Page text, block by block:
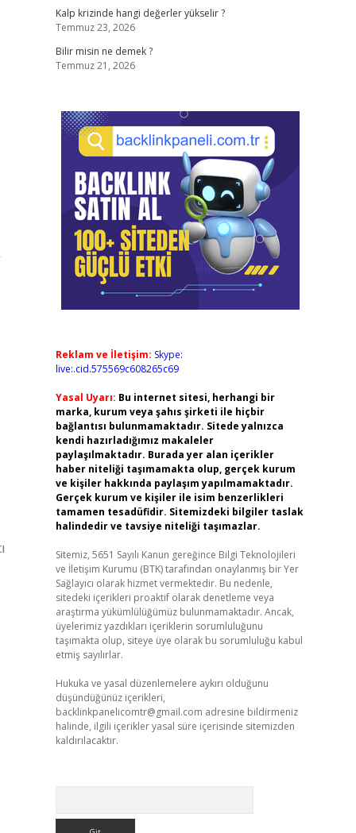
Kalp krizinde hangi değerler yükselir ?
Temmuz 23, 2026
Bilir misin ne demek ?
Temmuz 21, 2026
Reklam ve İletişim: Skype:
live:.cid.575569c608265c69
Yasal Uyarı: Bu internet sitesi, herhangi bir
marka, kurum veya şahıs şirketi ile hiçbir
bağlantısı bulunmamaktadır. Sitede yalnızca
kendi hazırladığımız makaleler
paylaşılmaktadır. Burada yer alan içerikler
haber niteliği taşımamakta olup, gerçek kurum
ve kişiler hakkında paylaşım yapılmamaktadır.
Gerçek kurum ve kişiler ile isim benzerlikleri
tamamen tesadüfidir. Sitemizdeki bilgiler taslak
halindedir ve tavsiye niteliği taşımazlar.
Sitemiz, 5651 Sayılı Kanun gereğince Bilgi Teknolojileri
ve İletişim Kurumu (BTK) tarafından onaylanmış bir Yer
Sağlayıcı olarak hizmet vermektedir. Bu nedenle,
sitedeki içerikleri proaktif olarak denetleme veya
araştırma yükümlülüğümüz bulunmamaktadır. Ancak,
üyelerimiz yazdıkları içeriklerin sorumluluğunu
taşımakta olup, siteye üye olarak bu sorumluluğu kabul
etmiş sayılırlar.
Hukuka ve yasal düzenlemelere aykırı olduğunu
düşündüğünüz içerikleri,
backlinkpanelicomtr@gmail.com adresine bildirmeniz
halinde, ilgili içerikler yasal süre içerisinde sitemizden
kaldırılacaktır.